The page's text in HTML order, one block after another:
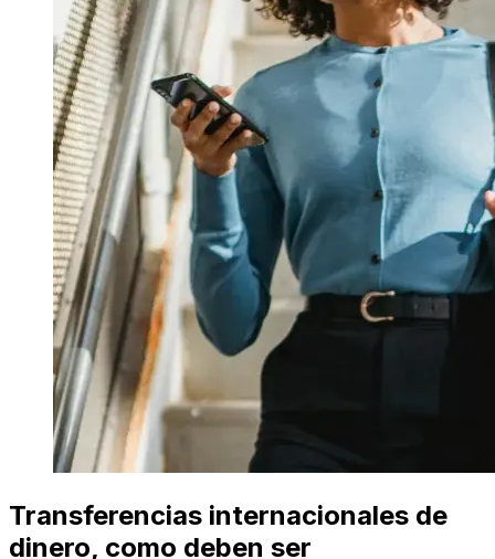
Transferencias internacionales de
dinero, como deben ser